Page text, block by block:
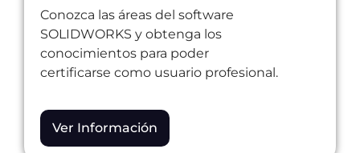
Conozca las áreas del software
SOLIDWORKS y obtenga los
conocimientos para poder
certificarse como usuario profesional.
Ver Información